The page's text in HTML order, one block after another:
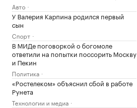
Авто
У Валерия Карпина родился первый
сын
Спорт
В МИДе поговоркой о богомоле
ответили на попытки поссорить Москву
и Пекин
Политика
«Ростелеком» объяснил сбой в работе
Рунета
Технологии и медиа